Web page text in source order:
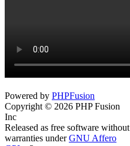
Powered by PHPFusion
Copyright © 2026 PHP Fusion
Inc
Released as free software without
warranties underGNU Affero